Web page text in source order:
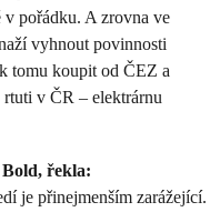
pořádku. A zrovna ve
vyhnout povinnosti
tomu koupit od ČEZ a
v ČR – elektrárnu
řekla:
je přinejmenším zarážející.